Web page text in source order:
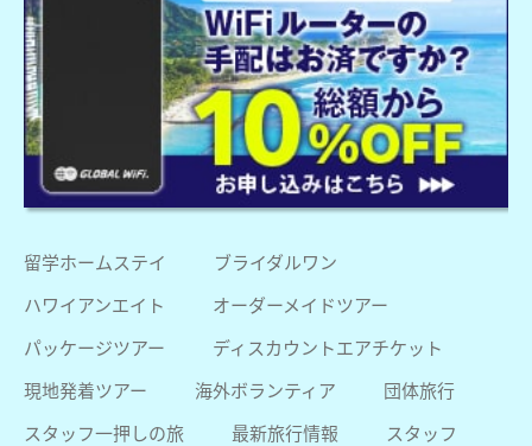
留学ホームステイ
ブライダルワン
ハワイアンエイト
オーダーメイドツアー
パッケージツアー
ディスカウントエアチケット
現地発着ツアー
海外ボランティア
団体旅行
スタッフ一押しの旅
最新旅行情報
スタッフ